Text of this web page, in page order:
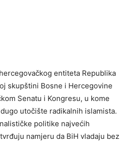
entiteta Republika
skupštini Bosne i Hercegovine
Senatu i Kongresu, u kome
utočište radikalnih islamista.
politike najvećih
namjeru da BiH vladaju bez